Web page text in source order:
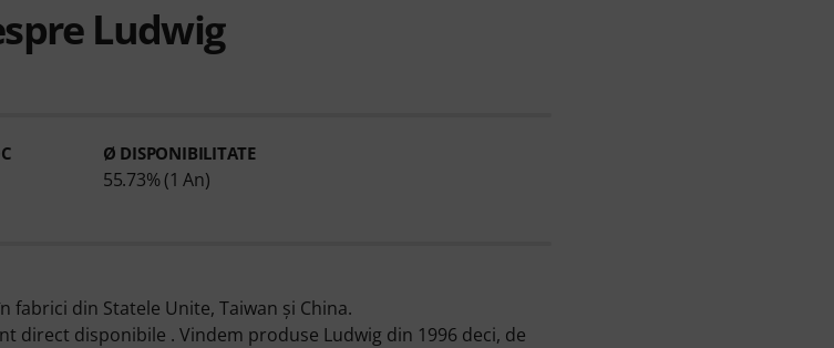
Ludwig
Ø DISPONIBILITATE
55.73% (1 An)
din Statele Unite, Taiwan şi China.
direct disponibile . Vindem produse Ludwig din 1996 deci, de